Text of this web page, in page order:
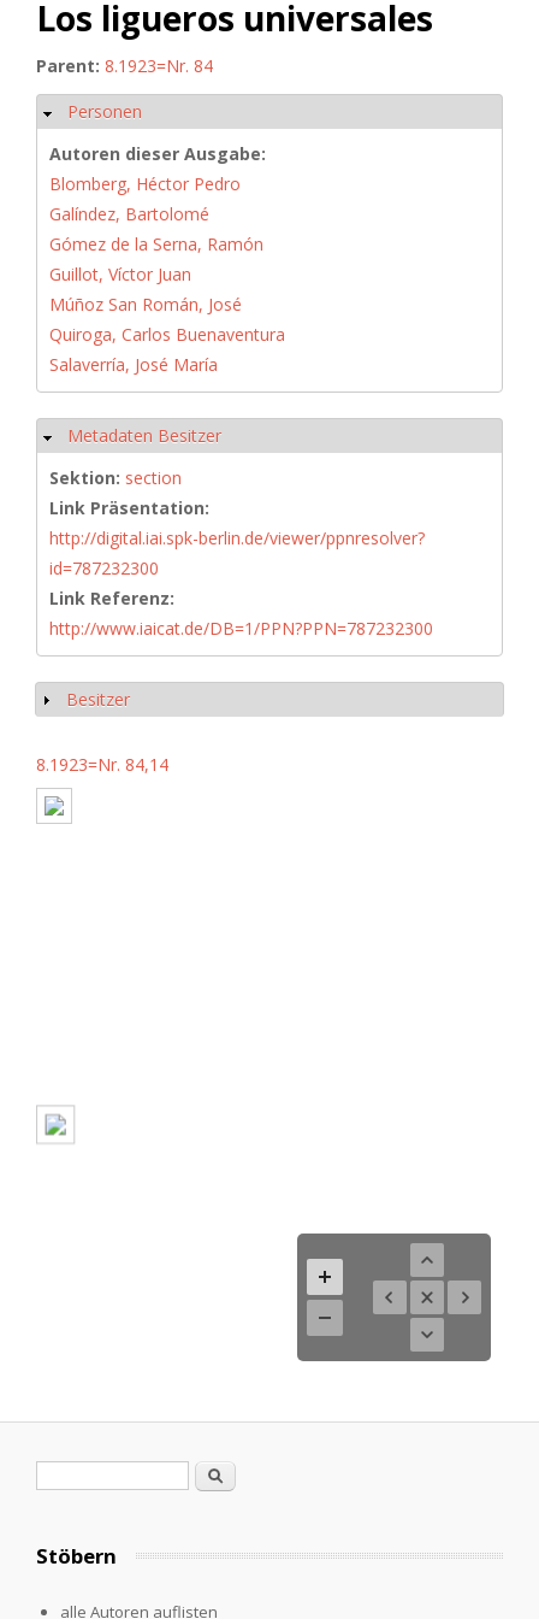
Los ligueros universales
Parent: 8.1923=Nr. 84
Hide
Personen
Autoren dieser Ausgabe:
Blomberg, Héctor Pedro
Galíndez, Bartolomé
Gómez de la Serna, Ramón
Guillot, Víctor Juan
Múñoz San Román, José
Quiroga, Carlos Buenaventura
Salaverría, José María
Hide
Metadaten Besitzer
Sektion: section
Link Präsentation:
http://digital.iai.spk-berlin.de/viewer/ppnresolver?
id=787232300
Link Referenz:
http://www.iaicat.de/DB=1/PPN?PPN=787232300
Show
Besitzer
8.1923=Nr. 84,14
Search
Stöbern
alle Autoren auflisten